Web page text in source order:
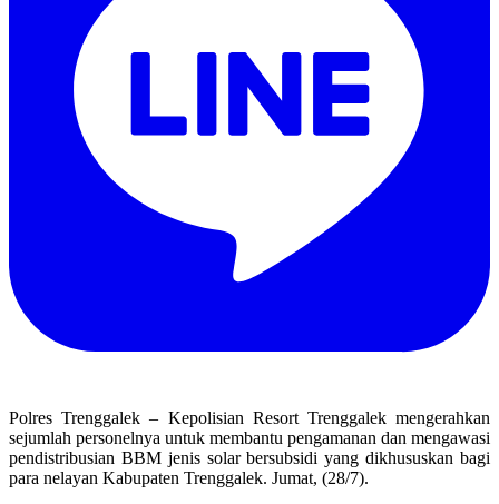
Polres Trenggalek – Kepolisian Resort Trenggalek mengerahkan
sejumlah personelnya untuk membantu pengamanan dan mengawasi
pendistribusian BBM jenis solar bersubsidi yang dikhususkan bagi
para nelayan Kabupaten Trenggalek. Jumat, (28/7).